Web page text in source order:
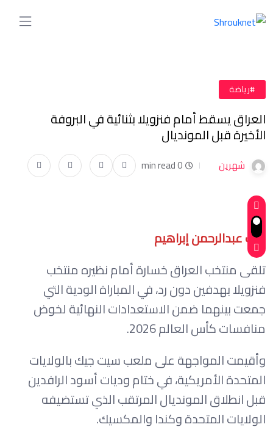
#رياضة
العراق يسقط أمام فنزويلا بثنائية في البروفة
الأخيرة قبل المونديال
شهرين 0 min read
كتب عبدالرحمن إبراهيم
تلقى منتخب العراق خسارة أمام نظيره منتخب
فنزويلا بهدفين دون رد، في المباراة الودية التي
جمعت بينهما ضمن الاستعدادات النهائية لخوض
منافسات كأس العالم 2026.
وأقيمت المواجهة على ملعب سيت جيك بالولايات
المتحدة الأمريكية، في ختام وديات أسود الرافدين
قبل انطلاق المونديال المرتقب الذي تستضيفه
الولايات المتحدة وكندا والمكسيك.